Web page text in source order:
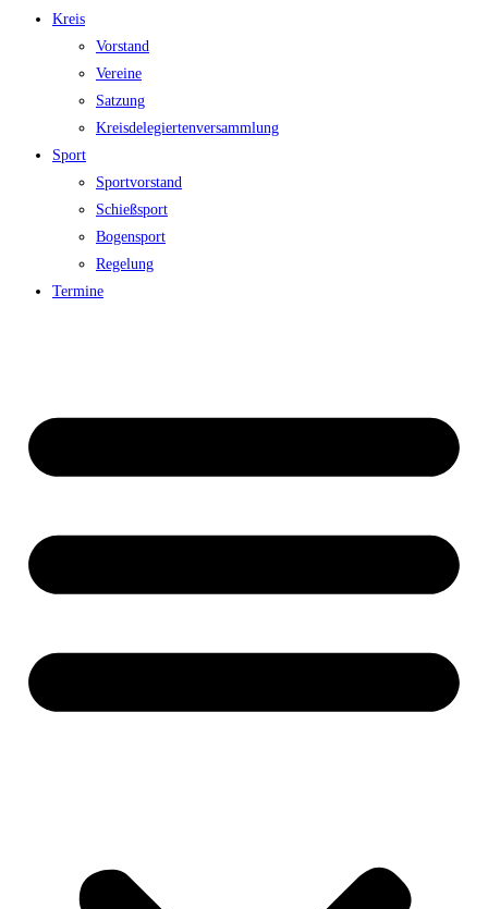
Kreis
Vorstand
Vereine
Satzung
Kreisdelegiertenversammlung
Sport
Sportvorstand
Schießsport
Bogensport
Regelung
Termine